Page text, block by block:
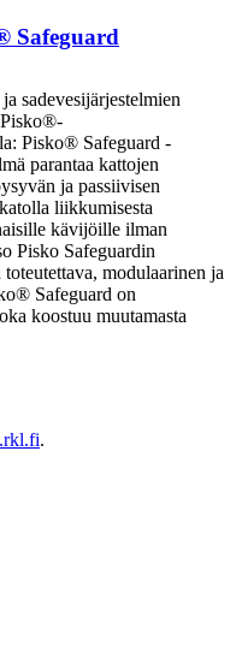
Safeguard
sadevesijärjestelmien
Pisko®-
Pisko® Safeguard -
parantaa kattojen
ja passiivisen
liikkumisesta
kävijöille ilman
Pisko Safeguardin
modulaarinen ja
Safeguard on
koostuu muutamasta
.